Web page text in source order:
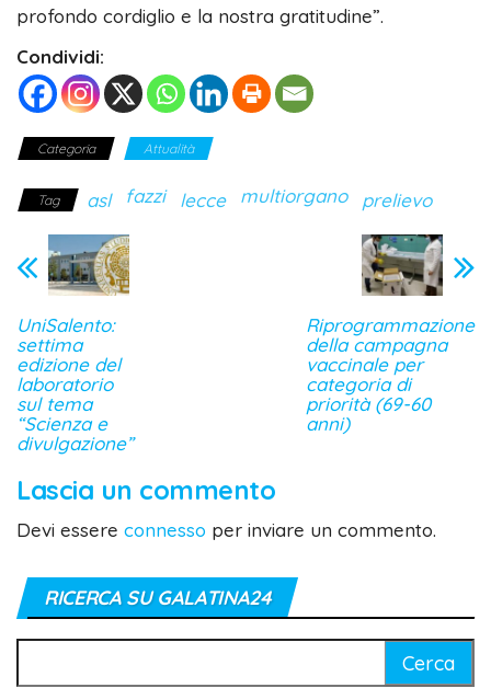
profondo cordiglio e la nostra gratitudine”.
Condividi:
Categoria Attualità
Tag asl fazzi lecce multiorgano prelievo
UniSalento:
settima
edizione del
laboratorio
sul tema
“Scienza e
divulgazione”
Riprogrammazione
della campagna
vaccinale per
categoria di
priorità (69-60
anni)
Lascia un commento
Devi essere connesso per inviare un commento.
RICERCA SU GALATINA24